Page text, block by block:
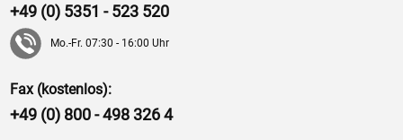
+49 (0) 5351 - 523 520
Mo.-Fr. 07:30 - 16:00 Uhr
Fax (kostenlos):
+49 (0) 800 - 498 326 4